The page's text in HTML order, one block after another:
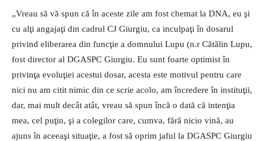
„Vreau să vă spun că în aceste zile am fost chemat la DNA, eu şi
cu alţi angajaţi din cadrul CJ Giurgiu, ca inculpaţi în dosarul
privind eliberarea din funcţie a domnului Lupu (n.r Cătălin Lupu,
fost director al DGASPC Giurgiu. Eu sunt foarte optimist în
privinţa evoluţiei acestui dosar, acesta este motivul pentru care
nici nu am citit nimic din ce scrie acolo, am încredere în instituţii,
dar, mai mult decât atât, vreau să spun încă o dată că intenţia
mea, cel puţin, şi a colegilor care, cumva, fără nicio vină, au
ajuns în aceeaşi situaţie, a fost să oprim jaful la DGASPC Giurgiu